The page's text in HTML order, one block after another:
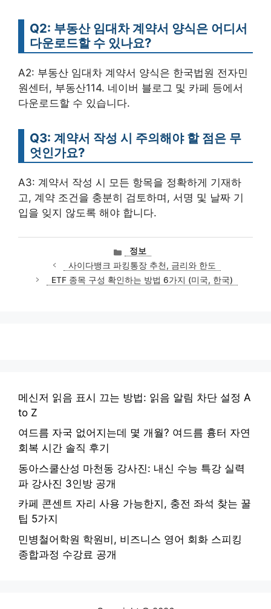
Q2: 부동산 임대차 계약서 양식은 어디서
다운로드할 수 있나요?
A2: 부동산 임대차 계약서 양식은 한국법원 전자민
원센터, 부동산114. 네이버 블로그 및 카페 등에서
다운로드할 수 있습니다.
Q3: 계약서 작성 시 주의해야 할 점은 무
엇인가요?
A3: 계약서 작성 시 모든 항목을 정확하게 기재하
고, 계약 조건을 충분히 검토하며, 서명 및 날짜 기
입을 잊지 않도록 해야 합니다.
카
테
고
리
정보
사이다뱅크 파킹통장 추천, 금리와 한도
ETF 종목 구성 확인하는 방법 6가지 (미국, 한국)
메신저 읽음 표시 끄는 방법: 읽음 알림 차단 설정 A
to Z
여드름 자국 없어지는데 몇 개월? 여드름 흉터 자연
회복 시간 솔직 후기
동아스쿨산성 마천동 강사진: 내신 수능 특강 실력
파 강사진 3인방 공개
카페 콘센트 자리 사용 가능한지, 충전 좌석 찾는 꿀
팁 5가지
민병철어학원 학원비, 비즈니스 영어 회화 스피킹
종합과정 수강료 공개